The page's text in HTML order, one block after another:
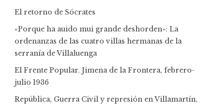
El retorno de Sócrates
«Porque ha auido mui grande deshorden»: La
ordenanzas de las cuatro villas hermanas de la
serranía de Villaluenga
El Frente Popular. Jimena de la Frontera, febrero-
julio 1936
República, Guerra Civil y represión en Villamartín,